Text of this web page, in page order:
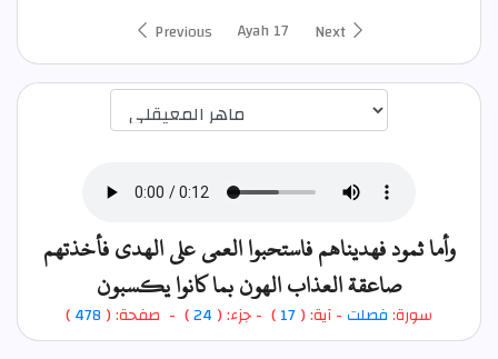
Previous
Ayah 17 Next
وأما ثمود فهديناهم فاستحبوا العمى على الهدى فأخذتهم
صاعقة العذاب الهون بما كانوا يكسبون
سورة:فصلت- آية: ( 17
) - جزء: ( 24) - صفحة: ( 478
)